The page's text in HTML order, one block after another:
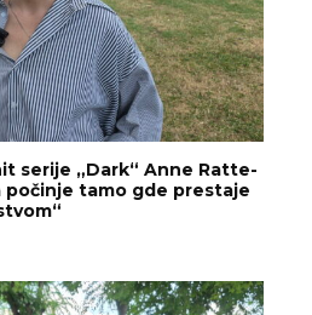
serije „Dark“ Anne Ratte-
počinje tamo gde prestaje